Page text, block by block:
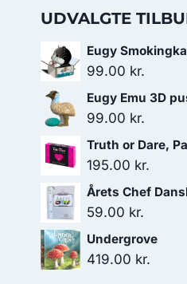
UDVALGTE
Eugy
99.00 kr.
Eugy Emu 3D
99.00 kr.
Truth or Dare,
195.00 kr.
Årets Chef
59.00 kr.
Undergrove
419.00 kr.